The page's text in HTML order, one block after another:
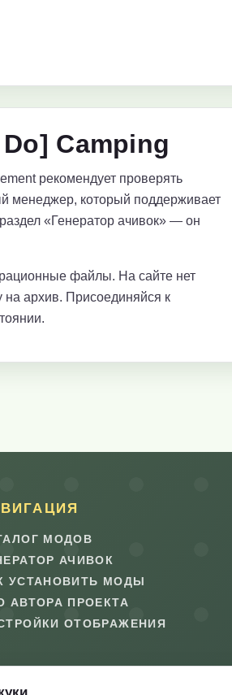
Camping
рекомендует проверять
менеджер, который поддерживает
«Генератор ачивок» — он
файлы. На сайте нет
архив. Присоединяйся к
МОДОВ
АЧИВОК
УСТАНОВИТЬ МОДЫ
АВТОРА ПРОЕКТА
ОТОБРАЖЕНИЯ